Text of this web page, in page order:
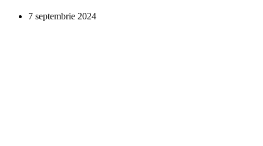
7 septembrie 2024